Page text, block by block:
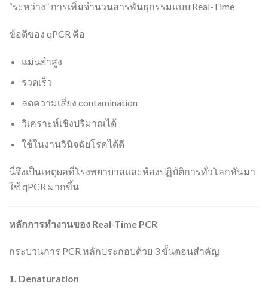
“ระหว่าง” การเพิ่มจำนวนสารพันธุกรรมแบบ Real-Time
ข้อดีของ qPCR คือ
แม่นยำสูง
รวดเร็ว
ลดความเสี่ยง contamination
วิเคราะห์เชิงปริมาณได้
ใช้ในงานวินิจฉัยโรคได้ดี
นี่จึงเป็นเหตุผลที่โรงพยาบาลและห้องปฏิบัติการทั่วโลกหันมา
ใช้ qPCR มากขึ้น
หลักการทำงานของ Real-Time PCR
กระบวนการ PCR หลักประกอบด้วย 3 ขั้นตอนสำคัญ
1. Denaturation